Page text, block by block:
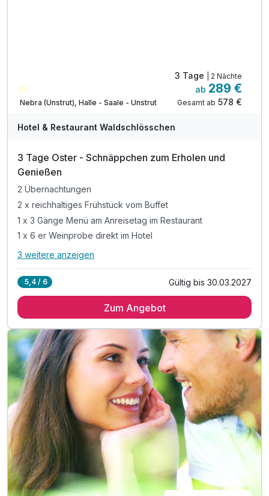
Saisonal verfügbar
Nebra (Unstrut), Halle - Saale - Unstrut
3 Tage | 2 Nächte
ab 289 €
Gesamt ab 578 €
Hotel & Restaurant Waldschlösschen
3 Tage Oster - Schnäppchen zum Erholen und
Genießen
2 Übernachtungen
2 x reichhaltiges Frühstück vom Buffet
1 x 3 Gänge Menü am Anreisetag im Restaurant
1 x 6 er Weinprobe direkt im Hotel
Alle Inklusivleistungen
2 x reichhaltiges Frühstück vom Buffet
1 x 6 er Weinprobe direkt im Hotel
inkl. Infomappe Wanderwege & Sehenswürdigkeiten
inkl. Eintritt Kloster-& Kaiserpfalz Memleben
inkl. Eintritt in die Arche Nebra + Planetarium
3 weitere anzeigen
5,4 / 6 Gültig bis 30.03.2027
Zum Angebot